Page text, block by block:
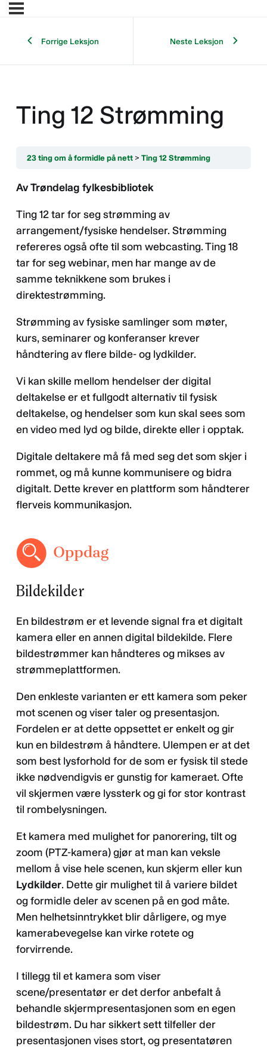
Forrige Leksjon Neste Leksjon
Ting 12 Strømming
23 ting om å formidle på nett Ting 12 Strømming
Av Trøndelag fylkesbibliotek
Ting 12 tar for seg strømming av
arrangement/fysiske hendelser. Strømming
refereres også ofte til som webcasting. Ting 18
tar for seg webinar, men har mange av de
samme teknikkene som brukes i
direktestrømming.
Strømming av fysiske samlinger som møter,
kurs, seminarer og konferanser krever
håndtering av flere bilde- og lydkilder.
Vi kan skille mellom hendelser der digital
deltakelse er et fullgodt alternativ til fysisk
deltakelse, og hendelser som kun skal sees som
en video med lyd og bilde, direkte eller i opptak.
Digitale deltakere må få med seg det som skjer i
rommet, og må kunne kommunisere og bidra
digitalt. Dette krever en plattform som håndterer
flerveis kommunikasjon.
Bildekilder
En bildestrøm er et levende signal fra et digitalt
kamera eller en annen digital bildekilde. Flere
bildestrømmer kan håndteres og mikses av
strømmeplattformen.
Den enkleste varianten er ett kamera som peker
mot scenen og viser taler og presentasjon.
Fordelen er at dette oppsettet er enkelt og gir
kun en bildestrøm å håndtere. Ulempen er at det
som best lysforhold for de som er fysisk til stede
ikke nødvendigvis er gunstig for kameraet. Ofte
vil skjermen være lyssterk og gi for stor kontrast
til rombelysningen.
Et kamera med mulighet for panorering, tilt og
zoom (PTZ-kamera) gjør at man kan veksle
mellom å vise hele scenen, kun skjerm eller kun
Lydkilder. Dette gir mulighet til å variere bildet
og formidle deler av scenen på en god måte.
Men helhetsinntrykket blir dårligere, og mye
kamerabevegelse kan virke rotete og
forvirrende.
I tillegg til et kamera som viser
scene/presentatør er det derfor anbefalt å
behandle skjermpresentasjonen som en egen
bildestrøm. Du har sikkert sett tilfeller der
presentasjonen vises stort, og presentatøren